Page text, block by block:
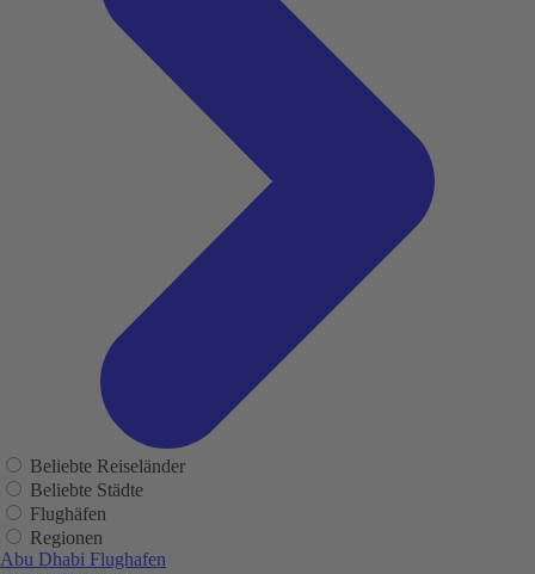
Beliebte Reiseländer
Beliebte Städte
Flughäfen
Regionen
Abu Dhabi Flughafen